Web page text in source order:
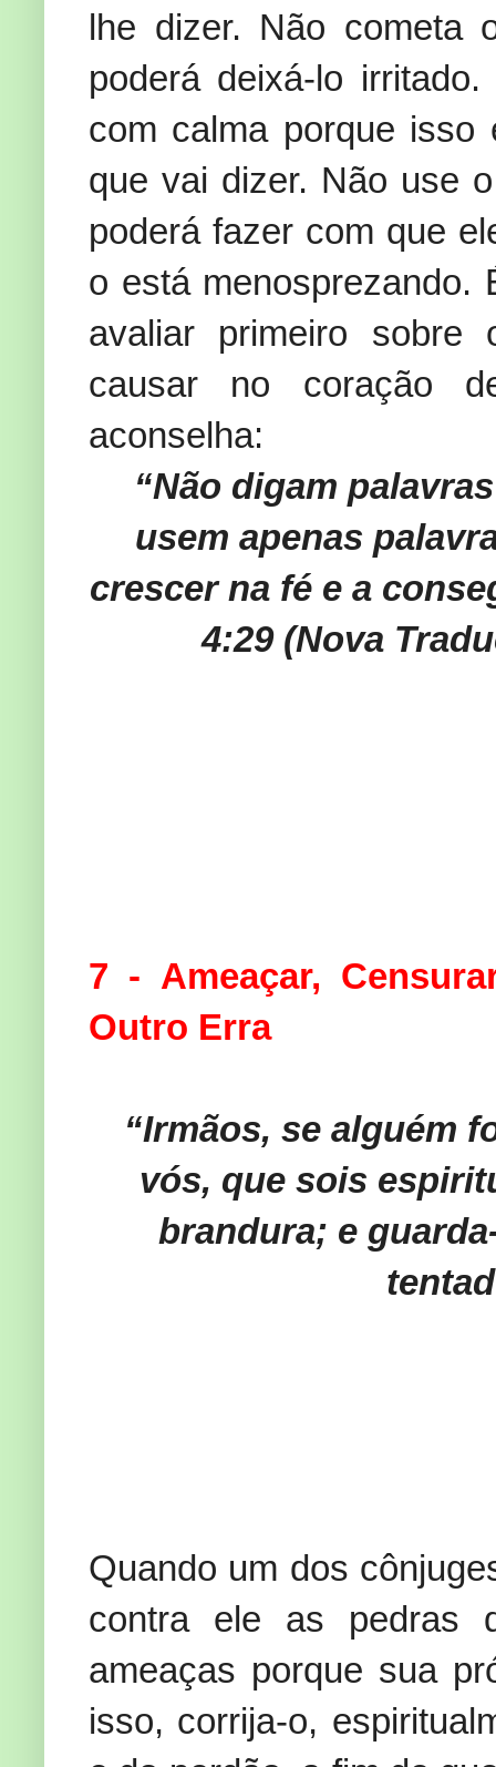
lhe dizer. Não cometa
poderá deixá-lo
com calma porque isso
que vai dizer. Não use
poderá fazer com que
o está menosprezando.
avaliar primeiro
causar no coração
aconselha:
“Não digam
usem apenas
crescer na fé e a
4:29 (Nova
7 - Ameaçar,
Outro Erra
“Irmãos, se alguém
vós, que sois
brandura; e
Quando um dos
contra ele as pedras
ameaças porque sua
isso, corrija-o,